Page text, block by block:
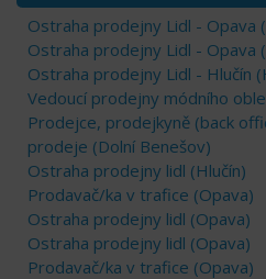
Ostraha prodejny Lidl - Opava
Ostraha prodejny Lidl - Opava
Ostraha prodejny Lidl - Hlučín
Vedoucí prodejny módního
Prodejce, prodejkyně (back
prodeje (Dolní Benešov)
Ostraha prodejny lidl (Hlučín)
Prodavač/ka v trafice (Opava)
Ostraha prodejny lidl (Opava)
Ostraha prodejny lidl (Opava)
Prodavač/ka v trafice (Opava)